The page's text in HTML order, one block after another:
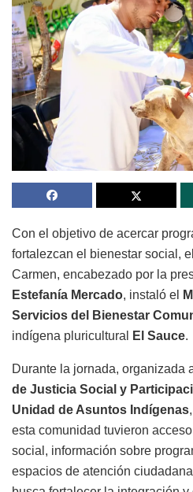
Con el objetivo de acercar
fortalezcan el bienestar social,
Carmen, encabezado por la
Estefanía Mercado, instaló el
Servicios del Bienestar
indígena pluricultural
El Sauce.
Durante la jornada, organizada
de Justicia Social y
Unidad de Asuntos Indígenas
esta comunidad tuvieron
social, información sobre
espacios de atención